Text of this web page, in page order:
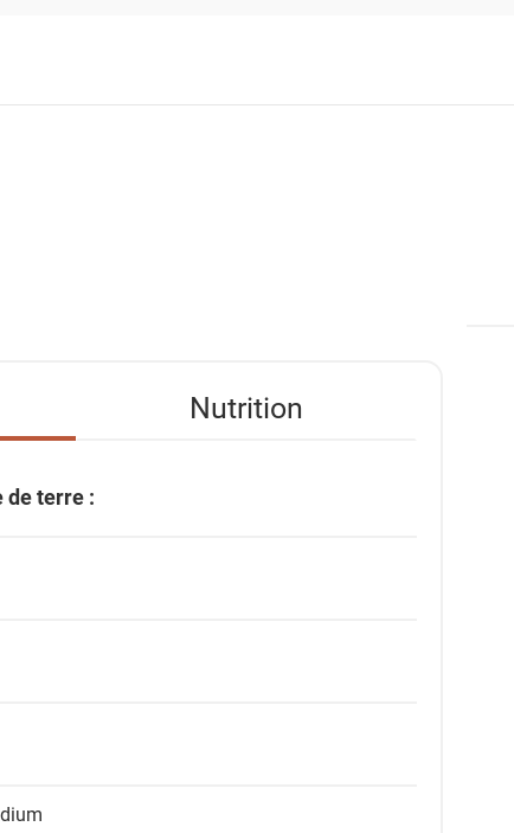
Nutrition
de terre :